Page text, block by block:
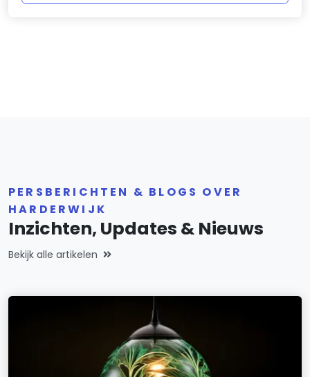
PERSBERICHTEN & BLOGS OVER
HARDERWIJK
Inzichten, Updates & Nieuws
Bekijk alle artikelen